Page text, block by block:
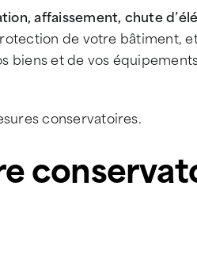
affaissement, chute
de votre bâtiment,
biens et de vos
conservatoires.